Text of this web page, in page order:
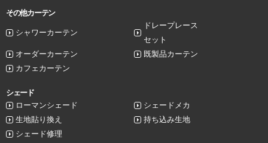
その他カーテン
シャワーカーテン
ドレープレース
セット
オーダーカーテン
既製品カーテン
カフェカーテン
シェード
ローマンシェード
シェードメカ
生地貼り換え
持ち込み生地
シェード修理